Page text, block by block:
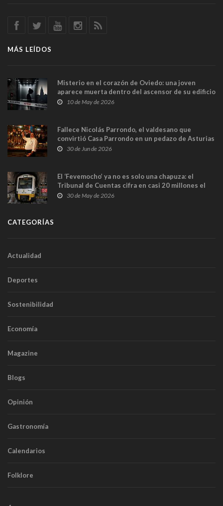
MÁS LEÍDOS
Misterio en el corazón de Oviedo: una joven
aparece muerta dentro del ascensor de su edificio
y las cámaras captan sus últimos minutos
10 de May de 2026
Fallece Nicolás Parrondo, el valdesano que
convirtió Casa Parrondo en un pedazo de Asturias
en Madrid
30 de Jun de 2026
El ‘Fevemocho’ ya no es solo una chapuza: el
Tribunal de Cuentas cifra en casi 20 millones el
sobrecoste de los trenes que no cabían por los
30 de May de 2026
CATEGORÍAS
Actualidad
Deportes
Sostenibilidad
Economía
Magazine
Blogs
Opinión
Gastronomía
Calendarios
Folklore